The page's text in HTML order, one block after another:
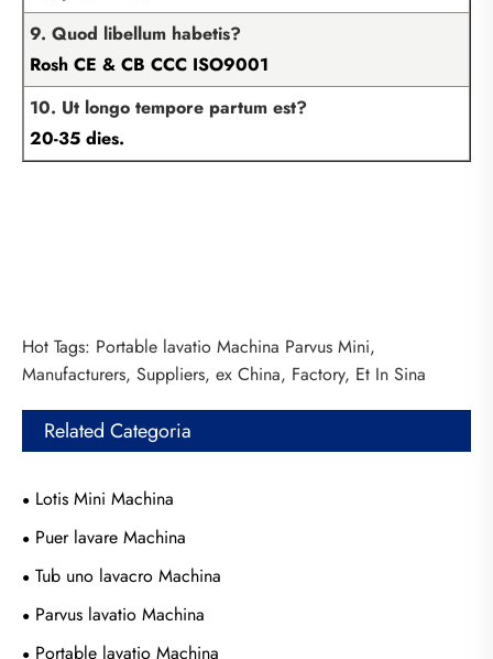
9. Quod libellum habetis?
Rosh CE & CB CCC ISO9001
10. Ut longo tempore partum est?
20-35 dies.
Hot Tags: Portable lavatio Machina Parvus Mini,
Manufacturers, Suppliers, ex China, Factory, Et In Sina
Related Categoria
Lotis Mini Machina
Puer lavare Machina
Tub uno lavacro Machina
Parvus lavatio Machina
Portable lavatio Machina